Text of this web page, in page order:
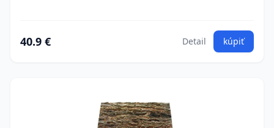
40.9 € Detail kúpiť